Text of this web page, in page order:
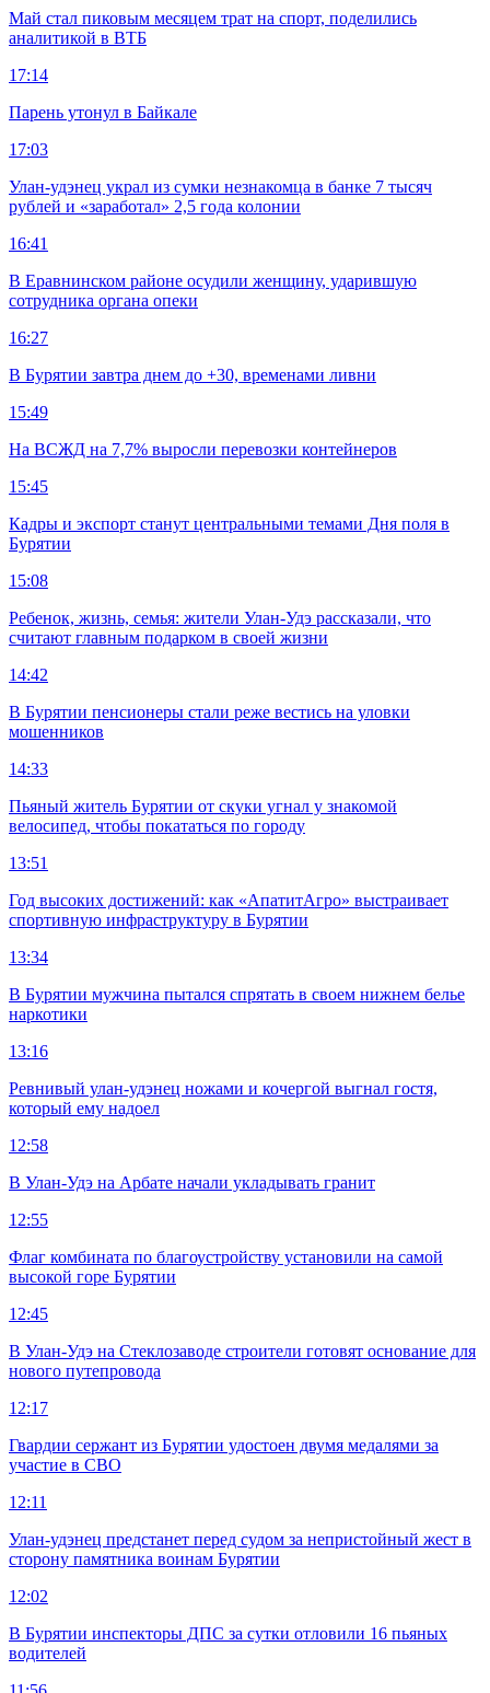
Май стал пиковым месяцем трат на спорт, поделились
аналитикой в ВТБ
17:14
Парень утонул в Байкале
17:03
Улан-удэнец украл из сумки незнакомца в банке 7 тысяч
рублей и «заработал» 2,5 года колонии
16:41
В Еравнинском районе осудили женщину, ударившую
сотрудника органа опеки
16:27
В Бурятии завтра днем до +30, временами ливни
15:49
На ВСЖД на 7,7% выросли перевозки контейнеров
15:45
Кадры и экспорт станут центральными темами Дня поля в
Бурятии
15:08
Ребенок, жизнь, семья: жители Улан-Удэ рассказали, что
считают главным подарком в своей жизни
14:42
В Бурятии пенсионеры стали реже вестись на уловки
мошенников
14:33
Пьяный житель Бурятии от скуки угнал у знакомой
велосипед, чтобы покататься по городу
13:51
Год высоких достижений: как «АпатитАгро» выстраивает
спортивную инфраструктуру в Бурятии
13:34
В Бурятии мужчина пытался спрятать в своем нижнем белье
наркотики
13:16
Ревнивый улан-удэнец ножами и кочергой выгнал гостя,
который ему надоел
12:58
В Улан-Удэ на Арбате начали укладывать гранит
12:55
Флаг комбината по благоустройству установили на самой
высокой горе Бурятии
12:45
В Улан-Удэ на Стеклозаводе строители готовят основание для
нового путепровода
12:17
Гвардии сержант из Бурятии удостоен двумя медалями за
участие в СВО
12:11
Улан-удэнец предстанет перед судом за непристойный жест в
сторону памятника воинам Бурятии
12:02
В Бурятии инспекторы ДПС за сутки отловили 16 пьяных
водителей